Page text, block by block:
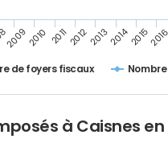
de foyers fiscaux
20092010 201120122013201420152016
à Caisnes en